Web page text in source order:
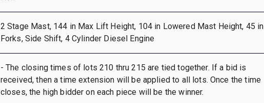
2 Stage Mast, 144 in Max Lift Height, 104 in Lowered Mast Height, 45 in
Forks, Side Shift, 4 Cylinder Diesel Engine
- The closing times of lots 210 thru 215 are tied together. If a bid is
received, then a time extension will be applied to all lots. Once the time
closes, the high bidder on each piece will be the winner.